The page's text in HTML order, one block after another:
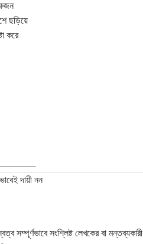
ছড়িয়ে
করে
দায়ী নন
সম্পূর্ণভাবে সংশ্লিষ্ট লেখকের বা মন্তব্যকারী